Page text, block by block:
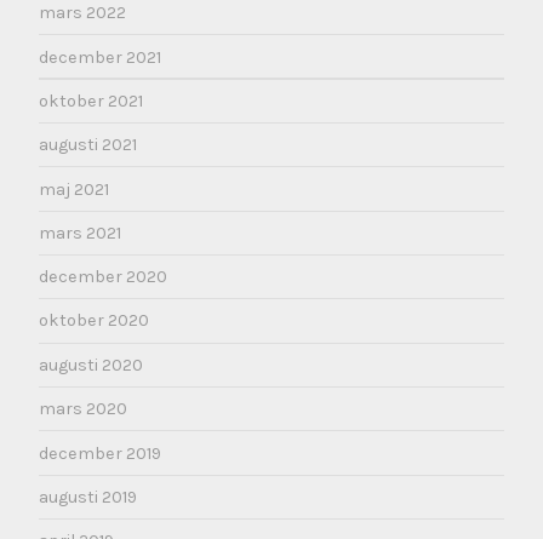
mars 2022
december 2021
oktober 2021
augusti 2021
maj 2021
mars 2021
december 2020
oktober 2020
augusti 2020
mars 2020
december 2019
augusti 2019